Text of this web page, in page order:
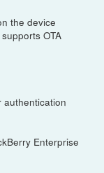
the device
OTA
authentication
Enterprise